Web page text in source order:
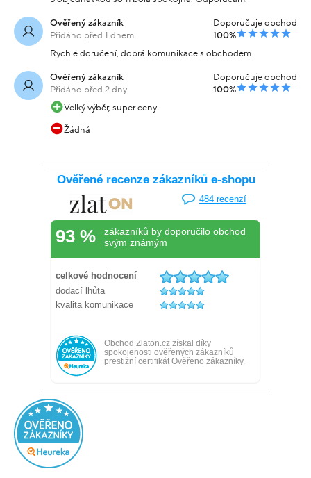
Ověřený zákazník
Přidáno před 1 dnem
Doporučuje obchod
100%
Rychlé doručení, dobrá komunikace s obchodem.
Ověřený zákazník
Přidáno před 2 dny
Doporučuje obchod
100%
Velký výběr, super ceny
Žádná